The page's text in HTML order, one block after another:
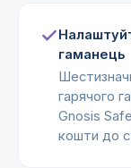
гаманець
гарячого
Gnosis
кошти до